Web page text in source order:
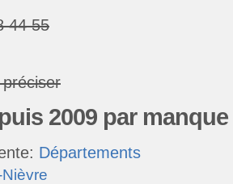
44 55
2009 par
Départements